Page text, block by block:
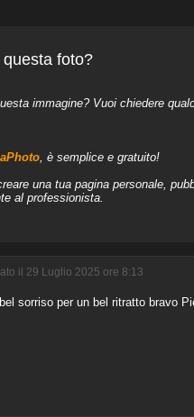
foto?
immagine? Vuoi chiedere
, è semplice e gratuito!
una tua pagina personale,
al professionista.
il 29 Luglio 2025 ore 8:13
sorriso per un bel ritratto bravo